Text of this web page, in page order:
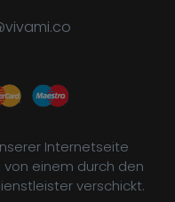
Internetseite
einem durch den
verschickt.